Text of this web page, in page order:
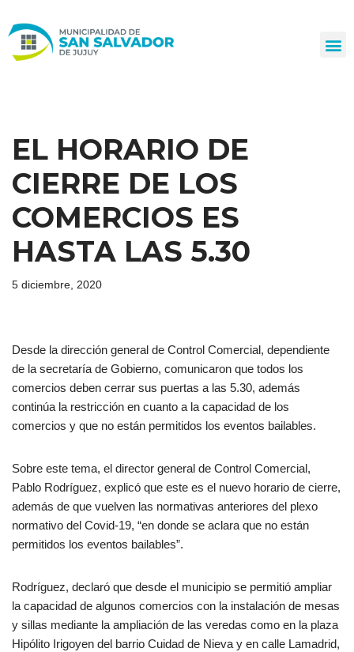
al
EL HORARIO DE
CIERRE DE LOS
COMERCIOS ES
HASTA LAS 5.30
5 diciembre, 2020
Desde la dirección general de Control Comercial, dependiente
de la secretaría de Gobierno, comunicaron que todos los
comercios deben cerrar sus puertas a las 5.30, además
continúa la restricción en cuanto a la capacidad de los
comercios y que no están permitidos los eventos bailables.
Sobre este tema, el director general de Control Comercial,
Pablo Rodríguez, explicó que este es el nuevo horario de cierre,
además de que vuelven las normativas anteriores del plexo
normativo del Covid-19, “en donde se aclara que no están
permitidos los eventos bailables”.
Rodríguez, declaró que desde el municipio se permitió ampliar
la capacidad de algunos comercios con la instalación de mesas
y sillas mediante la ampliación de las veredas como en la plaza
Hipólito Irigoyen del barrio Cuidad de Nieva y en calle Lamadrid,